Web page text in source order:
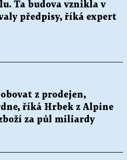
Ta budova vznikla v
předpisy, říká expert
z prodejen,
říká Hrbek z Alpine
za půl miliardy